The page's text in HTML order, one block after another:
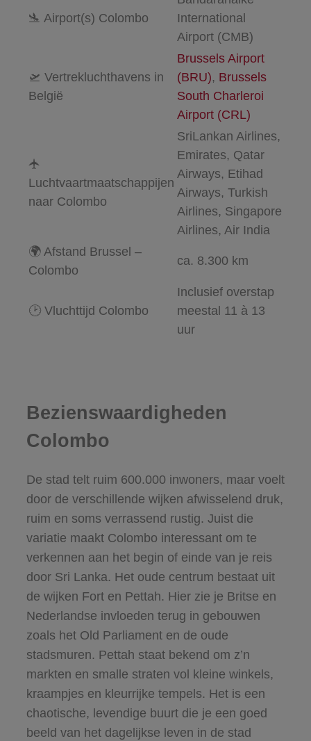
🛬 Airport(s) Colombo
International
Airport (CMB)
🛫 Vertrekluchthavens in
België
Brussels Airport
(BRU), Brussels
South Charleroi
Airport (CRL)
🛧
Luchtvaartmaatschappijen
naar Colombo
SriLankan Airlines,
Emirates, Qatar
Airways, Etihad
Airways, Turkish
Airlines, Singapore
Airlines, Air India
🌍 Afstand Brussel –
Colombo
ca. 8.300 km
🕑 Vluchttijd Colombo
Inclusief overstap
meestal 11 à 13
uur
Bezienswaardigheden
Colombo
De stad telt ruim 600.000 inwoners, maar voelt
door de verschillende wijken afwisselend druk,
ruim en soms verrassend rustig. Juist die
variatie maakt Colombo interessant om te
verkennen aan het begin of einde van je reis
door Sri Lanka. Het oude centrum bestaat uit
de wijken Fort en Pettah. Hier zie je Britse en
Nederlandse invloeden terug in gebouwen
zoals het Old Parliament en de oude
stadsmuren. Pettah staat bekend om z’n
markten en smalle straten vol kleine winkels,
kraampjes en kleurrijke tempels. Het is een
chaotische, levendige buurt die je een goed
beeld van het dagelijkse leven in de stad